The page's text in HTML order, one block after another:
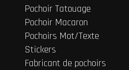
Pochoir Tatouage
Pochoir Macaron
Pochoirs Mot/Texte
Stickers
Fabricant de pochoirs